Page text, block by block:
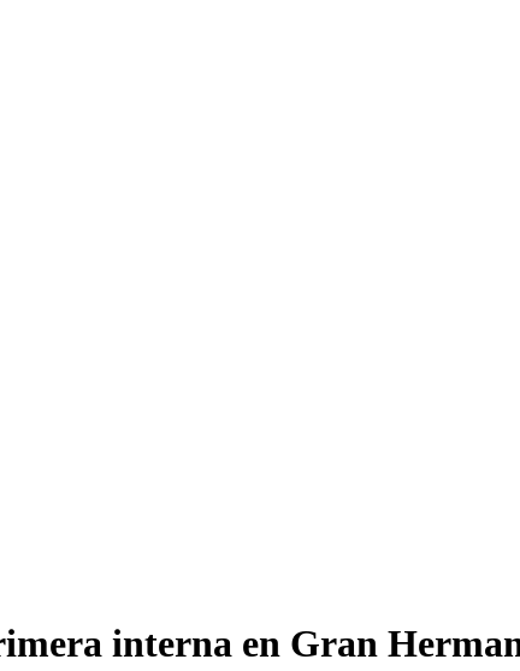
interna en Gran